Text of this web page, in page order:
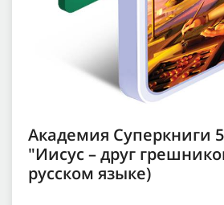
Академия Суперкниги
"Иисус – друг
русском языке)